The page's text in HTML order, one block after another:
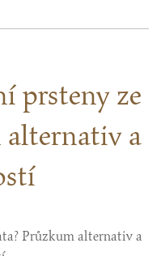
prsteny ze
alternativ a